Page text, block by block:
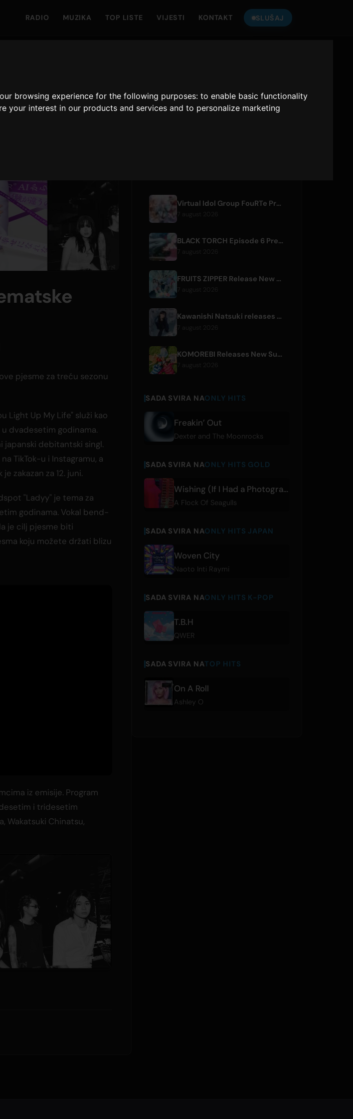
browsing experience for the following purposes:to enable basic functionality
your interest in our products and services and to personalize marketing
RADIO MUZIKA TOP LISTE VIJESTI KONTAKT SLUŠAJ
pjesme za treću sezonu
Light Up My Life" služi kao
dvadesetim godinama.
japanski debitantski singl.
TikTok-u i Instagramu, a
zakazan za 12. juni.
"Ladyy" je tema za
godinama. Vokal bend-
je cilj pjesme biti
koju možete držati blizu
iz emisije. Program
i tridesetim
Wakatsuki Chinatsu,
Only Hits Japan
Virtual Idol Group FouRTe Project Debuts with 'ALL IN' Album Produced by m-flo's ☆Taku Takahashi
7 august 2026
BLACK TORCH Episode 6 Preview and Streaming Details
FRUITS ZIPPER Release New Collaboration Song '1,2,3,FOOOOUR'
Kawanishi Natsuki releases digital single 'Sayonara wa Ichiban Kirei na Atashi de'
KOMOREBI Releases New Summer Single 'Letsu Natsu'
7 august 2026
SADA SVIRA NAONLY HITS
Freakin’ Out
Dexter and The Moonrocks
SADA SVIRA NAONLY HITS GOLD
Wishing (If I Had a Photograph of You)
A Flock Of Seagulls
SADA SVIRA NAONLY HITS JAPAN
Woven City
Naoto Inti Raymi
SADA SVIRA NAONLY HITS K-POP
T.B.H
QWER
SADA SVIRA NATOP HITS
On A Roll
Ashley O